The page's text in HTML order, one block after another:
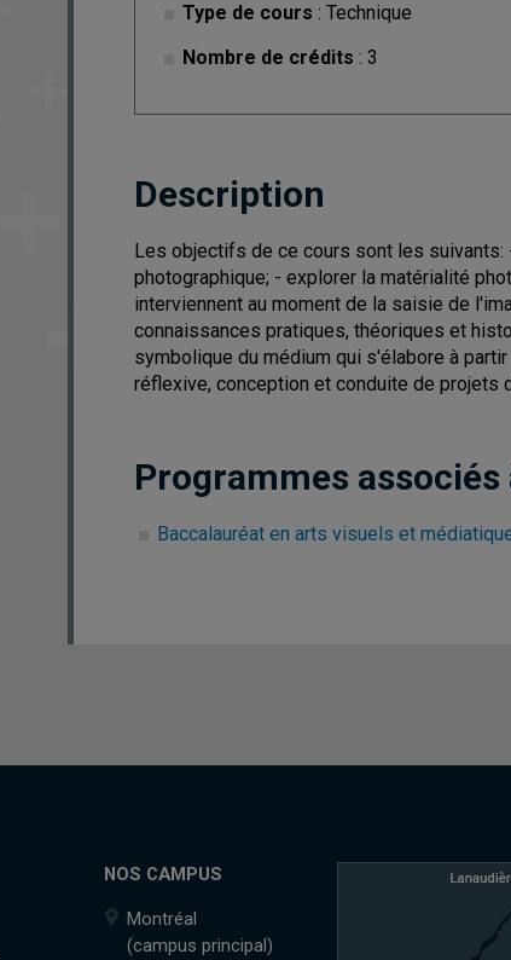
Type de cours : Technique
Nombre de crédits : 3
Description
Les objectifs de ce cours sont les
photographique; - explorer la matérialité
interviennent au moment de la saisie de
connaissances pratiques, théoriques et
symbolique du médium qui s'élabore à
réflexive, conception et conduite de projets
Programmes associés
Baccalauréat en arts visuels et
NOS CAMPUS
Montréal
(campus principal)